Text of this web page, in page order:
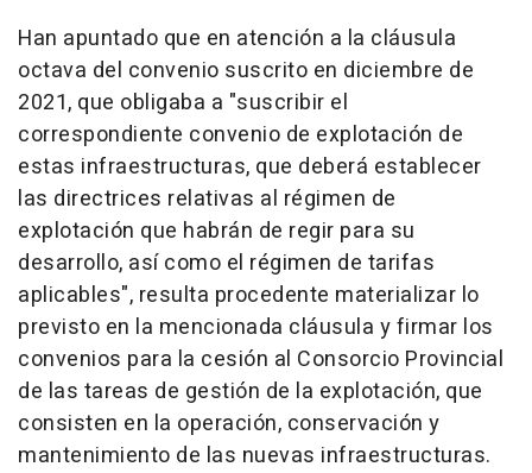
Han apuntado que en atención a la cláusula
octava del convenio suscrito en diciembre de
2021, que obligaba a "suscribir el
correspondiente convenio de explotación de
estas infraestructuras, que deberá establecer
las directrices relativas al régimen de
explotación que habrán de regir para su
desarrollo, así como el régimen de tarifas
aplicables", resulta procedente materializar lo
previsto en la mencionada cláusula y firmar los
convenios para la cesión al Consorcio Provincial
de las tareas de gestión de la explotación, que
consisten en la operación, conservación y
mantenimiento de las nuevas infraestructuras.